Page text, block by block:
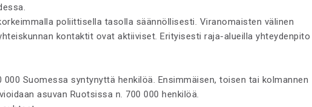
poliittisella tasolla säännöllisesti. Viranomaisten välinen
kontaktit ovat aktiiviset. Erityisesti raja-alueilla yhteydenpito
000 Suomessa syntynyttä henkilöä. Ensimmäisen, toisen tai kolmannen
asuvan Ruotsissa n. 700 000 henkilöä.